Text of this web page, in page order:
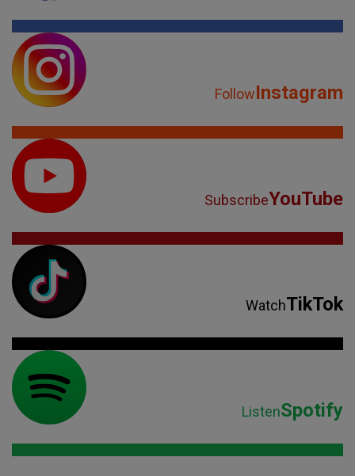
FollowInstagram
SubscribeYouTube
WatchTikTok
ListenSpotify